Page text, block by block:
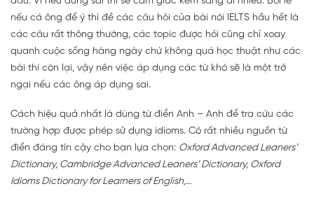
nếu cá ông để ý thì đề các câu hỏi của bài nói IELTS hầu hết là
các câu rất thông thường, các topic được hỏi cũng chỉ xoay
quanh cuộc sống hàng ngày chứ không quá học thuật như các
bài thi còn lại, vậy nên việc áp dụng các từ khó sẽ là một trở
ngại nếu các ông áp dụng sai.
Cách hiệu quả nhất là dùng từ điển Anh – Anh để tra cứu các
trường hợp được phép sử dụng idioms. Có rất nhiều nguồn từ
điển đáng tín cậy cho bạn lựa chọn: Oxford Advanced Leaners’
Dictionary, Cambridge Advanced Leaners’ Dictionary, Oxford
Idioms Dictionary for Learners of English,…